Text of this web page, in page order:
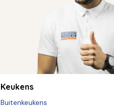
Keukens
Buitenkeukens